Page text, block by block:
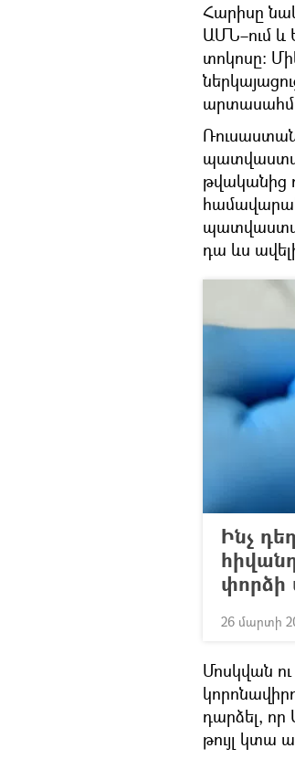
Հարիսը
ԱՄՆ–ում և
տոկոսը։
թվականից
դա ևս
Ինչ
փորձի
26 մարտի
Մոսկվան
դարձել, որ
թույլ կտա